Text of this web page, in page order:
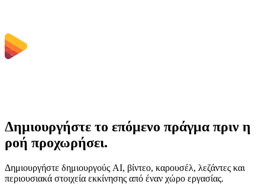
Δημιουργήστε το επόμενο πράγμα πριν η
ροή προχωρήσει.
Δημιουργήστε δημιουργούς AI, βίντεο, καρουσέλ, λεζάντες και
περιουσιακά στοιχεία εκκίνησης από έναν χώρο εργασίας.